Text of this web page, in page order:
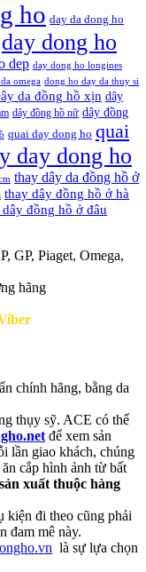
ho day da dong ho
day dong ho
dep day dong ho longines
omega dong ho day da thuy si
da đồng hồ xịn dây
dây đồng hồ nữ dây đồng
quai day dong ho quai
day dong ho
thay dây da đồng hồ ở
thay dây đồng hồ ở hà
đồng hồ ở đâu
GP, Piaget, Omega,
hãng
chính hãng, bằng da
thụy sỹ. ACE có thể
để xem sản
lần giao khách, chúng
cắp hình ảnh từ bất
xuất thuộc hàng
kiện đi theo cũng phải
đam mê này.
là sự lựa chọn